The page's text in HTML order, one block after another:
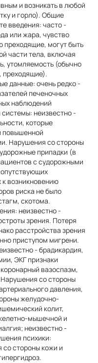
и возникать в любой
и горло). Общие
введения: часто -
или жара, чувство
преходящие, могут быть
части тела, включая
утомляемость (обычно
преходящие).
данные: очень редко -
печеночных
наблюдений
неизвестно -
которые
повышенной
Нарушения со стороны
припадки (в
с судорожными
возникновению
риска не было
скотома.
неизвестно -
зрения. Потеря
расстройства зрения
приступом мигрени.
- брадикардия,
ЭКГ признаки
вазоспазм,
со стороны
давления,
желудочно-
колит,
мышечной и
неизвестно -
психики:
со стороны кожи и